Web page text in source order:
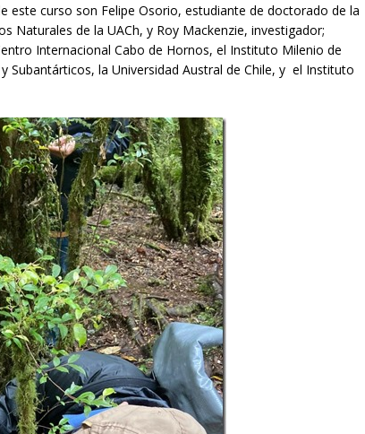
este curso son Felipe Osorio, estudiante de doctorado de la
Naturales de la UACh, y Roy Mackenzie, investigador;
Internacional Cabo de Hornos, el Instituto Milenio de
Subantárticos, la Universidad Austral de Chile, y el Instituto